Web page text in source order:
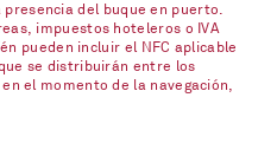
del buque en puerto.
impuestos hoteleros o IVA
pueden incluir el NFC aplicable
se distribuirán entre los
el momento de la navegación,